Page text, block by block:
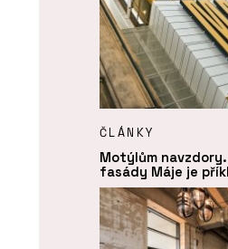
ČLÁNKY
Motýlům
fasády Máje je